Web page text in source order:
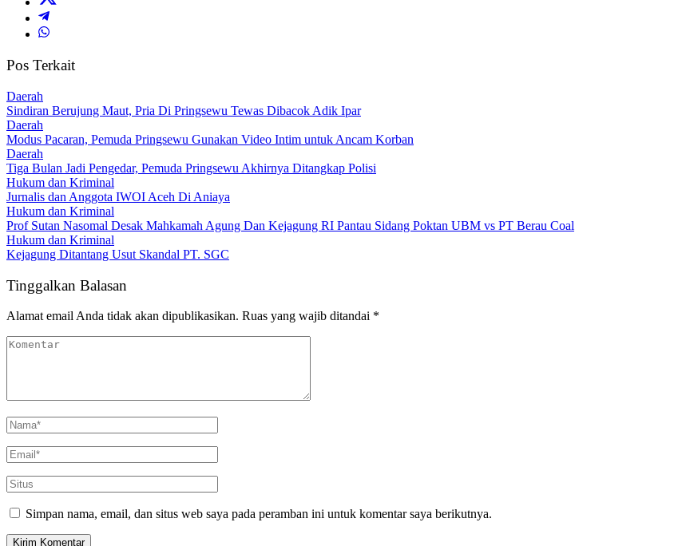
Pos Terkait
Daerah
Sindiran Berujung Maut, Pria Di Pringsewu Tewas Dibacok Adik Ipar
Daerah
Modus Pacaran, Pemuda Pringsewu Gunakan Video Intim untuk Ancam Korban
Daerah
Tiga Bulan Jadi Pengedar, Pemuda Pringsewu Akhirnya Ditangkap Polisi
Hukum dan Kriminal
Jurnalis dan Anggota IWOI Aceh Di Aniaya
Hukum dan Kriminal
Prof Sutan Nasomal Desak Mahkamah Agung Dan Kejagung RI Pantau Sidang Poktan UBM vs PT Berau Coal
Hukum dan Kriminal
Kejagung Ditantang Usut Skandal PT. SGC
Tinggalkan Balasan
Alamat email Anda tidak akan dipublikasikan. Ruas yang wajib ditandai *
Simpan nama, email, dan situs web saya pada peramban ini untuk komentar saya berikutnya.